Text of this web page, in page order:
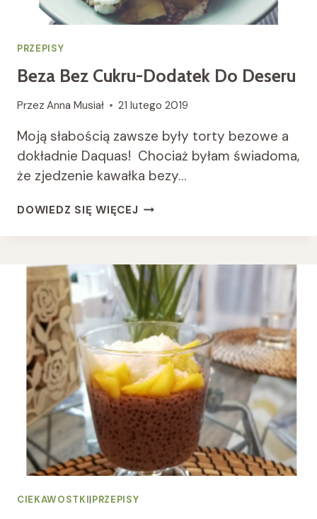
PRZEPISY
Beza Bez Cukru-Dodatek Do Deseru
Przez Anna Musiał 21 lutego 2019
Moją słabością zawsze były torty bezowe a
dokładnie Daquas! Chociaż byłam świadoma,
że zjedzenie kawałka bezy…
DOWIEDZ SIĘ WIĘCEJ BEZA
CUKRU-
DO
DESERU
CIEKAWOSTKI|PRZEPISY